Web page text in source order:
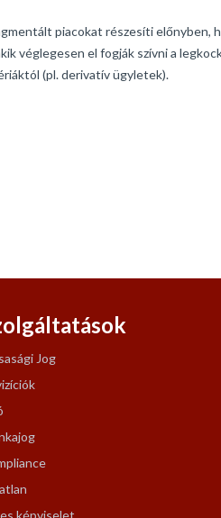
piacokat részesíti előnyben,
véglegesen el fogják szívni a
(pl. derivatív ügyletek).
Jog
képviselet